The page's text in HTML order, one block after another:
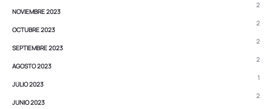
NOVIEMBRE 2023
2
OCTUBRE 2023
2
SEPTIEMBRE 2023
2
AGOSTO 2023
2
JULIO 2023
1
JUNIO 2023
2